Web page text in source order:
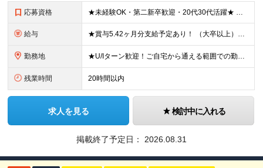
応募資格 ★未経験OK・第二新卒歓迎・20代30代活躍★ ☆高卒以上 ☆社会人経験（就労経験）がある方 業界・ポジション・年数は不問です！ 「誰もが知る大手企業で働きたい」 「1人より、チームで仕事がした
給与 ★賞与5.42ヶ月分支給予定あり！ （大卒以上）月給24万1,692円～39万5,780円＋各種手当＋賞与2回 （高卒以上）月給22万2,662円～39万5,780円＋各種手当＋賞与2回 ※上記は2
勤務地 ★U/Iターン歓迎！ご自宅から通える範囲での勤務となります ★JR西日本本社（大阪市北区）または、当社事業エリア内（北陸から北九州まで）の各支社で勤務 ※関西に本社あり※ 〈近畿エリア〉 三重県（
残業時間 20時間以内
求人を見る 検討中に入れる
掲載終了予定日： 2026.08.31